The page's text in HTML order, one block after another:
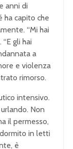
anni di
ha capito che
“Mi hai
gli hai
a
e violenza
rimorso.
intensivo.
Non
il permesso,
in letti
è